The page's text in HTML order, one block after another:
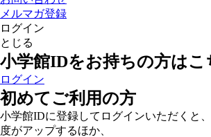
メルマガ登録
ログイン
とじる
小学館IDをお持ちの方はこ
ログイン
初めてご利用の方
小学館IDに登録してログインいただくと
度がアップするほか、